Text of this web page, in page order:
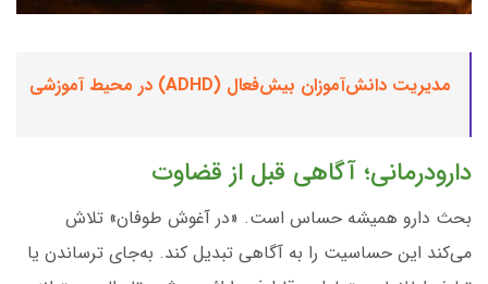
مدیریت دانش‌آموزان بیش‌فعال (ADHD) در محیط آموزشی
دارودرمانی؛ آگاهی قبل از قضاوت
بحث دارو همیشه حساس است. «در آغوش طوفان» تلاش
می‌کند این حساسیت را به آگاهی تبدیل کند. به‌جای ترساندن یا